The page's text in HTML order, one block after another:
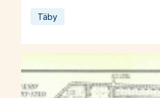
Täby